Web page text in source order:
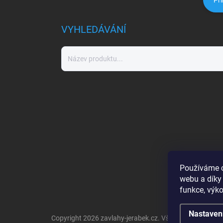
Používáme
webu a
funkce,
VYHLEDÁVÁNÍ
Copyright 2026 zavlahy-jerabek.cz. Všechna práva